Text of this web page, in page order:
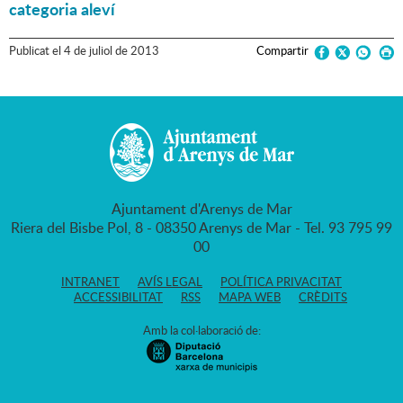
categoria aleví
Publicatel 4dejuliol de2013 Compartir
Ajuntament d'Arenys de Mar
Riera del Bisbe Pol, 8 - 08350 Arenys de Mar - Tel. 93 795 99
00
INTRANET AVÍS LEGAL
POLÍTICA PRIVACITAT
ACCESSIBILITAT
RSS MAPA WEB CRÈDITS
Amb la col·laboració de: